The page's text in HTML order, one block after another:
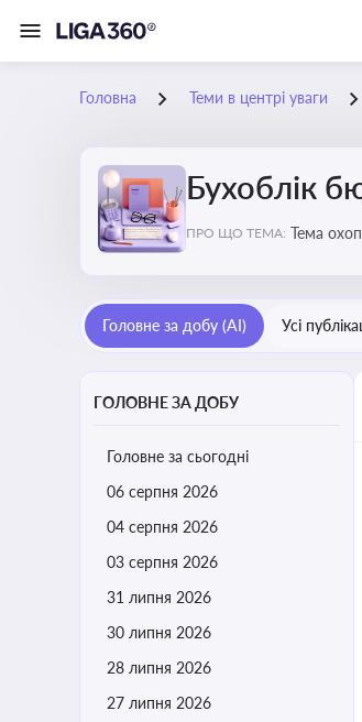
Головна Теми в центрі уваги
Бухоблік
ПРО ЩО ТЕМА: Тема
Головне за добу (AI) Усі
ГОЛОВНЕ ЗА ДОБУ
Головне за сьогодні
06 серпня 2026
04 серпня 2026
03 серпня 2026
31 липня 2026
30 липня 2026
28 липня 2026
27 липня 2026